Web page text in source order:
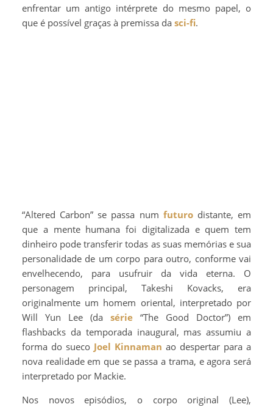
enfrentar um antigo intérprete do mesmo papel, o
que é possível graças à premissa da sci-fi.
“Altered Carbon” se passa num futurodistante, em
que a mente humana foi digitalizada e quem tem
dinheiro pode transferir todas as suas memórias e sua
personalidade de um corpo para outro, conforme vai
envelhecendo, para usufruir da vida eterna. O
personagem principal, Takeshi Kovacks, era
originalmente um homem oriental, interpretado por
Will Yun Lee (da série “The Good Doctor”) em
flashbacks da temporada inaugural, mas assumiu a
forma do sueco Joel Kinnaman ao despertar para a
nova realidade em que se passa a trama, e agora será
interpretado por Mackie.
Nos novos episódios, o corpo original (Lee),